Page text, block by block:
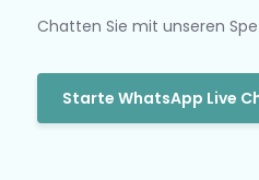
Chatten Sie mit unseren
Starte WhatsApp Live